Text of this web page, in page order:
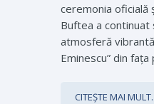
ceremonia oficială
Buftea a continuat
atmosferă
Eminescu” din
CITEȘTE MAI